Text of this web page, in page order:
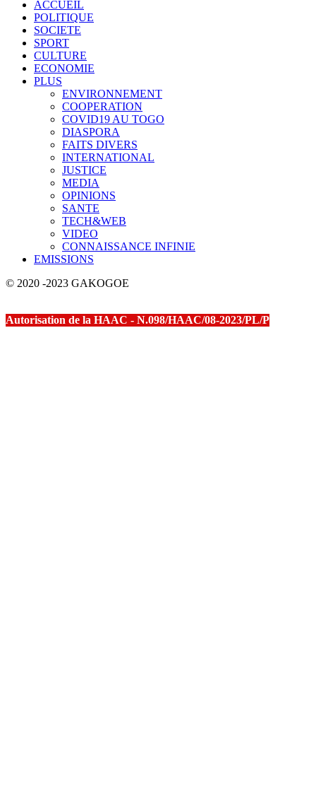
ACCUEIL
POLITIQUE
SOCIETE
SPORT
CULTURE
ECONOMIE
PLUS
ENVIRONNEMENT
COOPERATION
COVID19 AU TOGO
DIASPORA
FAITS DIVERS
INTERNATIONAL
JUSTICE
MEDIA
OPINIONS
SANTE
TECH&WEB
VIDEO
CONNAISSANCE INFINIE
EMISSIONS
© 2020 -2023 GAKOGOE
Autorisation de la HAAC - N.098/HAAC/08-2023/PL/P